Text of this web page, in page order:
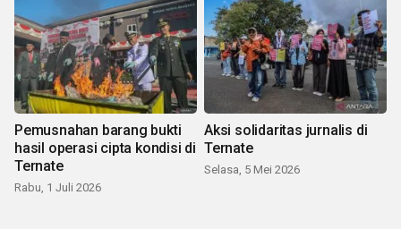
Pemusnahan barang bukti
hasil operasi cipta kondisi di
Ternate
Rabu, 1 Juli 2026
Aksi solidaritas jurnalis di
Ternate
Selasa, 5 Mei 2026